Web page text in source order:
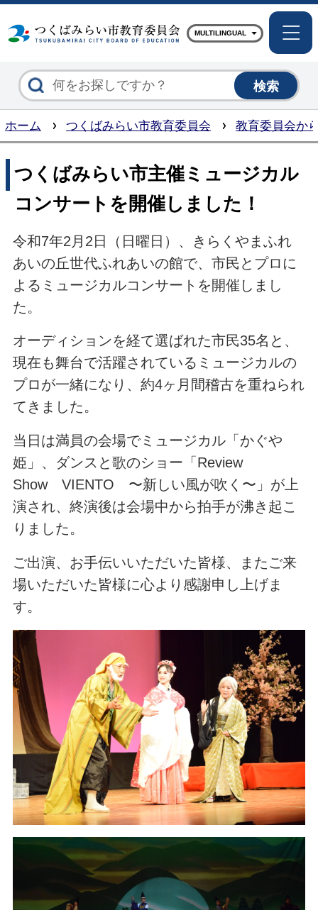
つく
MULTILINGUAL
ホーム つくばみらい市教育委員会 教育委員会か
つくばみらい市主催ミュージカル
コンサートを開催しました！
令和7年2月2日（日曜日）、きらくやまふれ
あいの丘世代ふれあいの館で、市民とプロに
よるミュージカルコンサートを開催しまし
た。
オーディションを経て選ばれた市民35名と、
現在も舞台で活躍されているミュージカルの
プロが一緒になり、約4ヶ月間稽古を重ねられ
てきました。
当日は満員の会場でミュージカル「かぐや
姫」、ダンスと歌のショー「Review
Show VIENTO 〜新しい風が吹く〜」が上
演され、終演後は会場中から拍手が沸き起こ
りました。
ご出演、お手伝いいただいた皆様、またご来
場いただいた皆様に心より感謝申し上げま
す。